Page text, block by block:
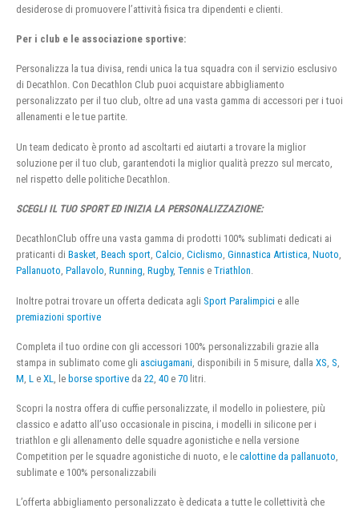
desiderose di promuovere l’attività fisica tra dipendenti e clienti.
Per i club e le associazione sportive:
Personalizza la tua divisa, rendi unica la tua squadra con il servizio esclusivo
di Decathlon. Con Decathlon Club puoi acquistare abbigliamento
personalizzato per il tuo club, oltre ad una vasta gamma di accessori per i tuoi
allenamenti e le tue partite.
Un team dedicato è pronto ad ascoltarti ed aiutarti a trovare la miglior
soluzione per il tuo club, garantendoti la miglior qualità prezzo sul mercato,
nel rispetto delle politiche Decathlon.
SCEGLI IL TUO SPORT ED INIZIA LA PERSONALIZZAZIONE:
DecathlonClub offre una vasta gamma di prodotti 100% sublimati dedicati ai
praticanti di Basket, Beach sport, Calcio, Ciclismo, Ginnastica Artistica, Nuoto,
Pallanuoto, Pallavolo, Running, Rugby, Tennis e Triathlon.
Inoltre potrai trovare un offerta dedicata agli Sport Paralimpici e alle
premiazioni sportive
Completa il tuo ordine con gli accessori 100% personalizzabili grazie alla
stampa in sublimato come gli asciugamani , disponibili in 5 misure, dalla XS S
M L e XL , le borse sportive da 22 40 e 70 litri.
Scopri la nostra offera di cuffie personalizzate, il modello in poliestere, più
classico e adatto all’uso occasionale in piscina, i modelli in silicone per i
triathlon e gli allenamento delle squadre agonistiche e nella versione
Competition per le squadre agonistiche di nuoto, e le calottine da pallanuoto,
sublimate e 100% personalizzabili
L’offerta abbigliamento personalizzato è dedicata a tutte le collettività che